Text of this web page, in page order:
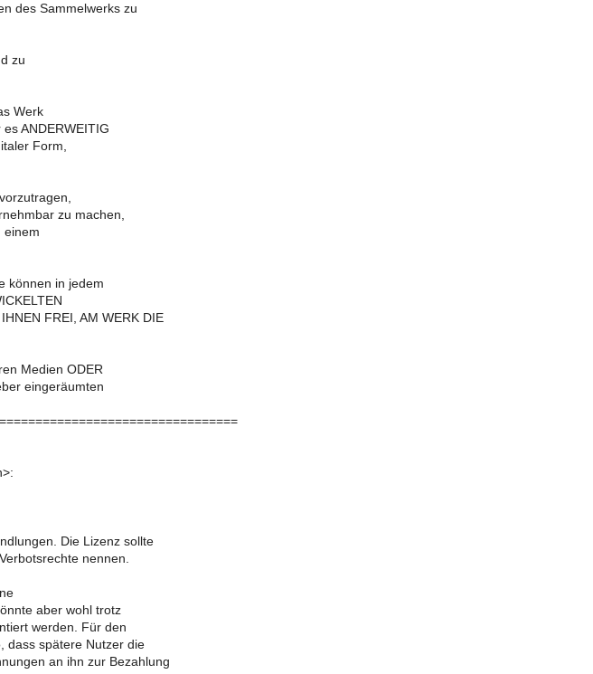
des Sammelwerks zu
zu
Werk
ANDERWEITIG
Form,
zu machen,
einem
können in jedem
FREI, AM WERK DIE
Medien ODER
eingeräumten
Die Lizenz sollte
nennen.
aber wohl trotz
werden. Für den
dass spätere Nutzer die
an ihn zur Bezahlung